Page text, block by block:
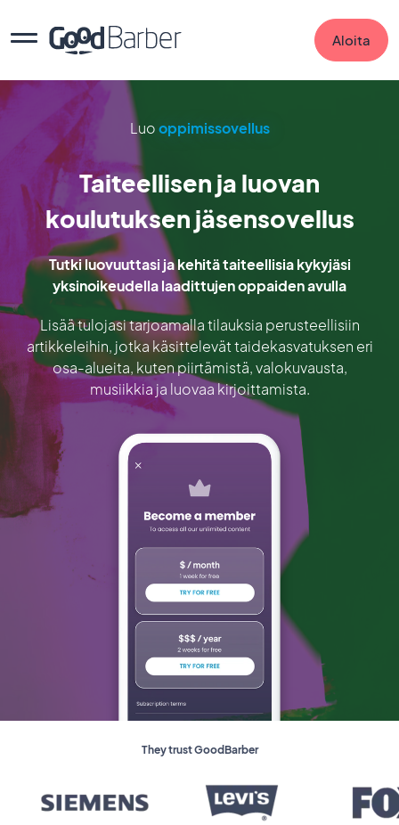
Aloita
Luooppimissovellus
Taiteellisen ja luovan
koulutuksen jäsensovellus
Tutki luovuuttasi ja kehitä taiteellisia kykyjäsi
yksinoikeudella laadittujen oppaiden avulla
Lisää tulojasi tarjoamalla tilauksia perusteellisiin
artikkeleihin, jotka käsittelevät taidekasvatuksen eri
osa-alueita, kuten piirtämistä, valokuvausta,
musiikkia ja luovaa kirjoittamista.
They trust GoodBarber